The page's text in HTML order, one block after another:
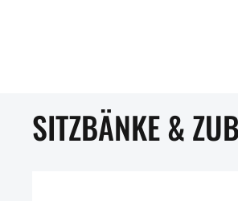
SITZBÄNKE &